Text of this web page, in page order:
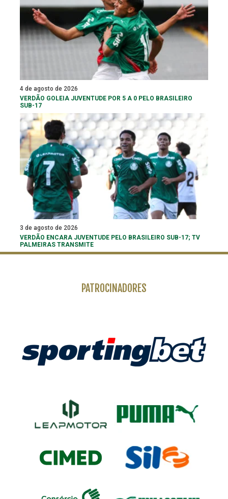
4 de agosto de 2026
VERDÃO GOLEIA JUVENTUDE POR 5 A 0 PELO BRASILEIRO
SUB-17
3 de agosto de 2026
VERDÃO ENCARA JUVENTUDE PELO BRASILEIRO SUB-17; TV
PALMEIRAS TRANSMITE
PATROCINADORES